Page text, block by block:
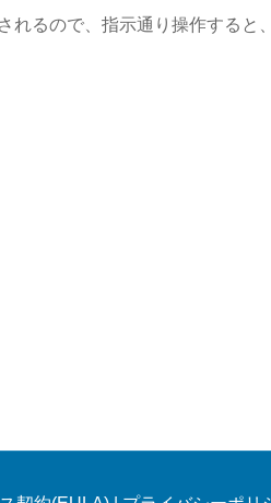
れるので、指示通り操作すると